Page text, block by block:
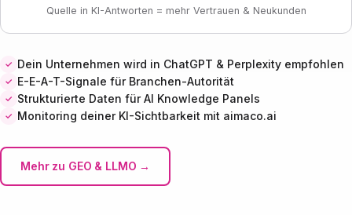
Quelle in KI-Antworten = mehr Vertrauen & Neukunden
Dein Unternehmen wird in ChatGPT & Perplexity empfohlen
E-E-A-T-Signale für Branchen-Autorität
Strukturierte Daten für AI Knowledge Panels
Monitoring deiner KI-Sichtbarkeit mit aimaco.ai
Mehr zu GEO & LLMO →